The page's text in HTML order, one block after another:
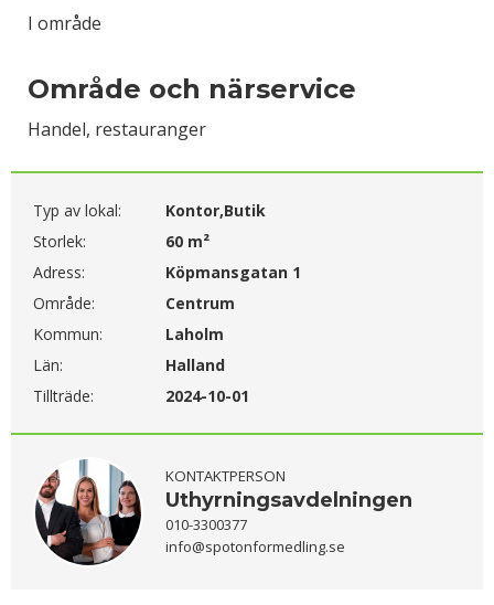
I område
Område och närservice
Handel, restauranger
Typ av lokal:
Kontor,Butik
Storlek:
60 m²
Adress:
Köpmansgatan 1
Område:
Centrum
Kommun:
Laholm
Län:
Halland
Tillträde:
2024-10-01
KONTAKTPERSON
Uthyrningsavdelningen
010-3300377
info@spotonformedling.se